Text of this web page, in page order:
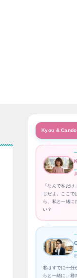
Kyou & Cando
「なんで私だ
じだよ。ここで
ら、私と一緒に
い？
君はすでに十分
らと一緒に、君